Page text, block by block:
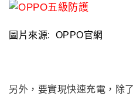
圖片來源: OPPO官網
另外 ，要實現快速充電 ，除